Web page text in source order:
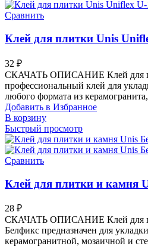
Сравнить
Клей для плитки Unis
32 ₽
СКАЧАТЬ ОПИСАНИЕ Клей для
профессиональный клей для
любого формата из
Добавить в Избранное
В корзину
Быстрый просмотр
Сравнить
Клей для плитки и камня
28 ₽
СКАЧАТЬ ОПИСАНИЕ Клей для
Белфикс предназначен для
керамогранитной, мозаичной и